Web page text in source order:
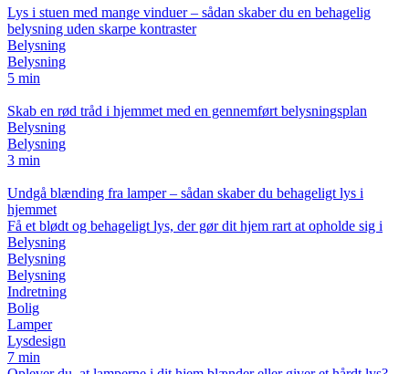
Lys i stuen med mange vinduer – sådan skaber du en behagelig
belysning uden skarpe kontraster
Belysning
Belysning
5 min
Skab en rød tråd i hjemmet med en gennemført belysningsplan
Belysning
Belysning
3 min
Undgå blænding fra lamper – sådan skaber du behageligt lys i
hjemmet
Få et blødt og behageligt lys, der gør dit hjem rart at opholde sig i
Belysning
Belysning
Belysning
Indretning
Bolig
Lamper
Lysdesign
7 min